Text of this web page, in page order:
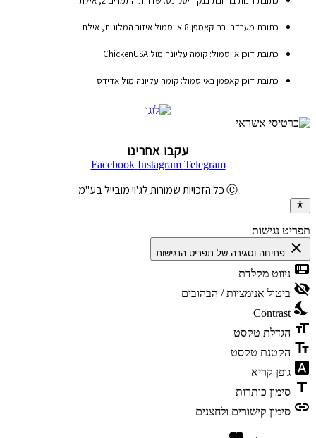
כתובת מעבדה: רח קאמפן 8 אייסמול איזור המלונות, אילת
כתובת דוכן אייסמול: קומה עליונה מול ChickenUSA
כתובת דוכן קאפמן באייסמול: קומה עליונה מול אדידס
עקבו אחרינו
Facebook Instagram Telegram
Ⓒ כל הזכויות שמורות לג'וי מובייל בע"מ
תפריט נגישות
close פתיחה וסגירה של תפריט הנגישות
keyboard ניווט מקלדת
visibility_off ביטול אנימציות / הבהובים
nights_stay
Contrast
format_size הגדלת טקסט
text_fields הקטנת טקסט
font_download גופן קריא
title סימון כותרות
link סימון קישורים ולחצנים